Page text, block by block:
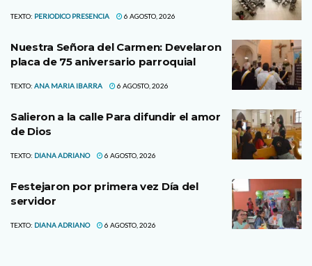
TEXTO: PERIODICO PRESENCIA 6 AGOSTO, 2026
Nuestra Señora del Carmen: Develaron
placa de 75 aniversario parroquial
TEXTO: ANA MARIA IBARRA 6 AGOSTO, 2026
Salieron a la calle Para difundir el amor
de Dios
TEXTO: DIANA ADRIANO 6 AGOSTO, 2026
Festejaron por primera vez Día del
servidor
TEXTO: DIANA ADRIANO 6 AGOSTO, 2026